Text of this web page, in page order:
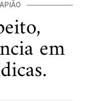
em